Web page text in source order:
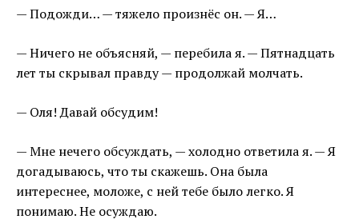
— Подожди… — тяжело произнёс он. — Я…
— Ничего не объясняй, — перебила я. — Пятнадцать
лет ты скрывал правду — продолжай молчать.
— Оля! Давай обсудим!
— Мне нечего обсуждать, — холодно ответила я. — Я
догадываюсь, что ты скажешь. Она была
интереснее, моложе, с ней тебе было легко. Я
понимаю. Не осуждаю.